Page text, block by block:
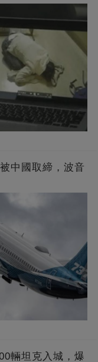
中國取締，波音
輛坦克入城，爆